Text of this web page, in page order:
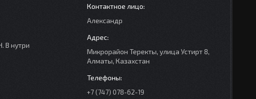
В нутри
Александр
Микрорайон Теректы, улица Устирт 8,
Алматы, Казахстан
+7 (747) 078-62-19